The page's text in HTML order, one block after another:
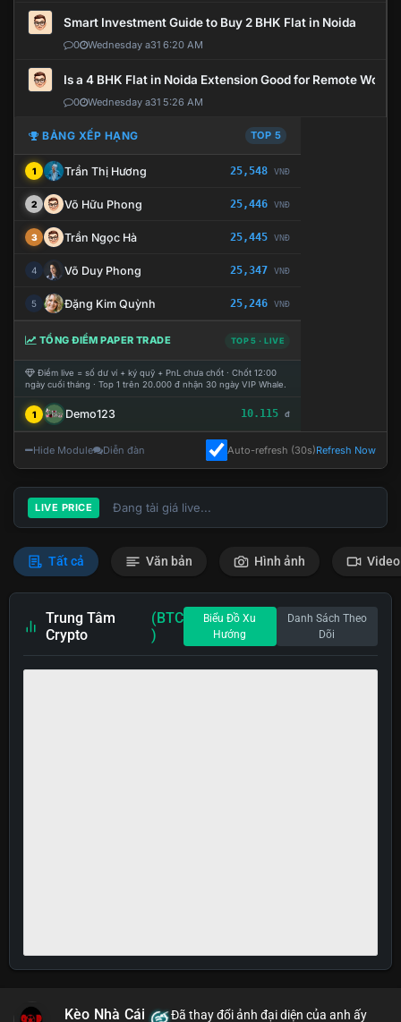
Smart Investment Guide to Buy 2 BHK Flat in Noida
0 Wednesday a31 6:20 AM
Is a 4 BHK Flat in Noida Extension Good for Remote Work?
0 Wednesday a31 5:26 AM
BẢNG XẾP HẠNG TOP 5
1 Trần Thị Hương 25,548 VNĐ
2 Võ Hữu Phong 25,446 VNĐ
3 Trần Ngọc Hà 25,445 VNĐ
4 Võ Duy Phong 25,347 VNĐ
5 Đặng Kim Quỳnh 25,246 VNĐ
TỔNG ĐIỂM PAPER TRADE TOP 5 · LIVE
Điểm live = số dư ví + ký quỹ + PnL chưa chốt · Chốt 12:00
ngày cuối tháng · Top 1 trên 20.000 đ nhận 30 ngày VIP Whale.
1 Demo123 10.115 đ
Hide Module Diễn đàn Auto-refresh (30s)Refresh Now
LIVE PRICE Đang tải giá live...
Tất cả Văn bản Hình ảnh Video
Trung Tâm
Crypto
(BTC
)
Biểu Đồ Xu
Hướng
Danh Sách Theo
Dõi
Kèo Nhà Cái Đã thay đổi ảnh đại diện của anh ấy